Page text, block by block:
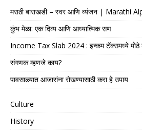
मराठी बाराखडी – स्वर आणि व्यंजन | Marathi
कुंभ मेळा: एक दिव्य आणि आध्यात्मिक सण
Income Tax Slab 2024 : इन्कम टॅक्समध्ये मोठे
संगणक म्हणजे काय?
पावसाळ्यात आजारांना रोखण्यासाठी करा हे उपाय
Culture
History